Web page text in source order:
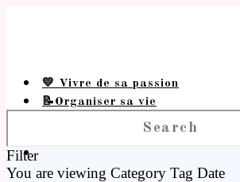
💛 Vivre de sa passion
📝Organiser sa vie
Filter
You are viewing Category Tag Date